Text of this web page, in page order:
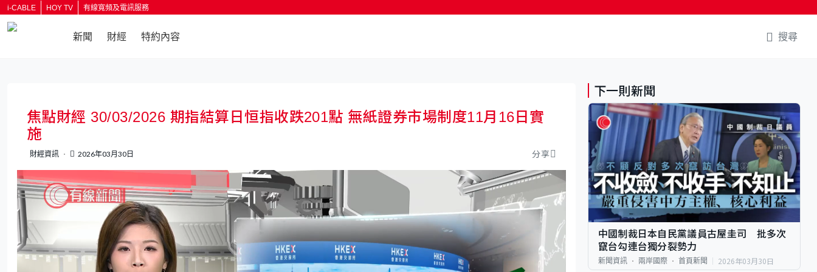
i-CABLE HOY TV 有線寬頻及電訊服務
新聞 財經 特約內容 搜尋
焦點財經 30/03/2026 期指結算日恒指收跌201點 無紙證券市場制度11月16日實
施
財經資訊 2026年03月30日 分享
下一則新聞
中國制裁日本自民黨議員古屋圭司 批多次
竄台勾連台獨分裂勢力
新聞資訊 兩岸國際 首頁新聞 2026年03月30日